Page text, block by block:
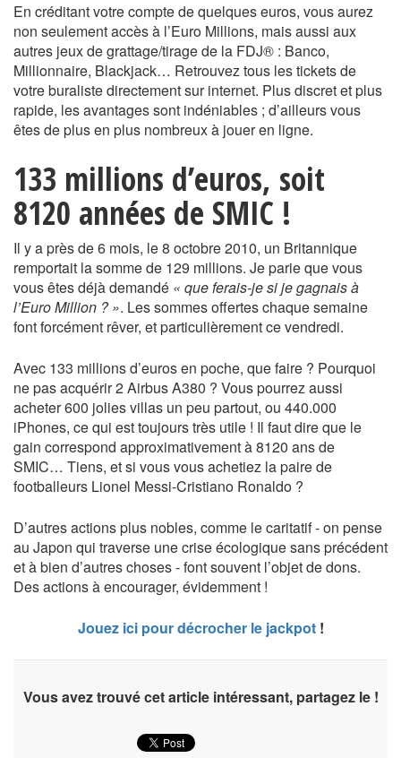
En créditant votre compte de quelques euros, vous aurez
non seulement accès à l’Euro Millions, mais aussi aux
autres jeux de grattage/tirage de la FDJ® : Banco,
Millionnaire, Blackjack… Retrouvez tous les tickets de
votre buraliste directement sur internet. Plus discret et plus
rapide, les avantages sont indéniables ; d’ailleurs vous
êtes de plus en plus nombreux à jouer en ligne.
133 millions d’euros, soit
8120 années de SMIC !
Il y a près de 6 mois, le 8 octobre 2010, un Britannique
remportait la somme de 129 millions. Je parie que vous
vous êtes déjà demandé « que ferais-je si je gagnais à
l’Euro Million ? ». Les sommes offertes chaque semaine
font forcément rêver, et particulièrement ce vendredi.
Avec 133 millions d’euros en poche, que faire ? Pourquoi
ne pas acquérir 2 Airbus A380 ? Vous pourrez aussi
acheter 600 jolies villas un peu partout, ou 440.000
iPhones, ce qui est toujours très utile ! Il faut dire que le
gain correspond approximativement à 8120 ans de
SMIC… Tiens, et si vous vous achetiez la paire de
footballeurs Lionel Messi-Cristiano Ronaldo ?
D’autres actions plus nobles, comme le caritatif - on pense
au Japon qui traverse une crise écologique sans précédent
et à bien d’autres choses - font souvent l’objet de dons.
Des actions à encourager, évidemment !
Jouez ici pour décrocher le jackpot!
Vous avez trouvé cet article intéressant, partagez le !